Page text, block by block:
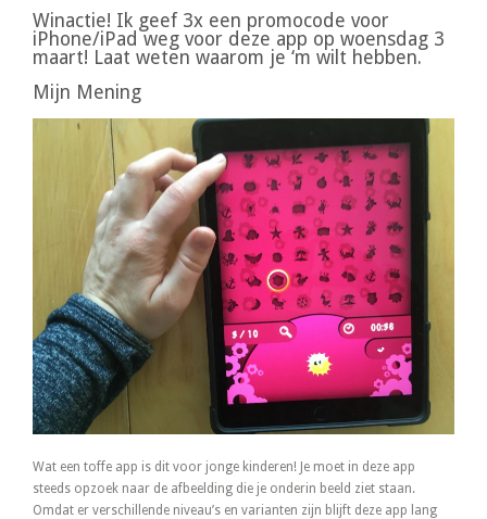
Winactie! Ik geef 3x een promocode voor
iPhone/iPad weg voor deze app op woensdag 3
maart! Laat weten waarom je ‘m wilt hebben.
Mijn Mening
Wat een toffe app is dit voor jonge kinderen! Je moet in deze app
steeds opzoek naar de afbeelding die je onderin beeld ziet staan.
Omdat er verschillende niveau’s en varianten zijn blijft deze app lang